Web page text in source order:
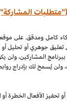
كامل ومدقق. على
تعليق جوهري أو
المشاركين، ولن
يُسمح لك بإدراج
تحفيز الأفعال الخطرة أو